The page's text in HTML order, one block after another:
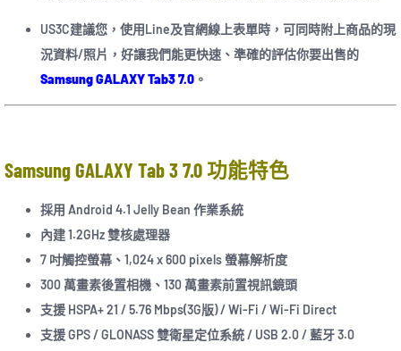
US3C建議您，使用Line及官網線上表單時，可同時附上商品的現
況資料/照片，好讓我們能更快速、準確的評估你要出售的
Samsung GALAXY Tab3 7.0 。
Samsung GALAXY Tab 3 7.0 功能特色
採用 Android 4.1 Jelly Bean 作業系統
內建 1.2GHz 雙核處理器
7 吋觸控螢幕、1,024 x 600 pixels 螢幕解析度
300 萬畫素後置相機、130 萬畫素前置視訊鏡頭
支援 HSPA+ 21 / 5.76 Mbps(3G版) / Wi-Fi / Wi-Fi Direct
支援 GPS / GLONASS 雙衛星定位系統 / USB 2.0 / 藍牙 3.0